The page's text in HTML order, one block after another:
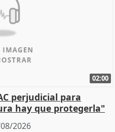
02:00
perjudicial para
hay que protegerla"
2026